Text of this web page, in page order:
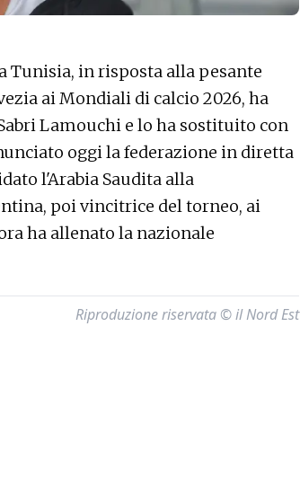
Tunisia, in risposta alla pesante
ai Mondiali di calcio 2026, ha
Lamouchi e lo ha sostituito con
oggi la federazione in diretta
l'Arabia Saudita alla
poi vincitrice del torneo, ai
ha allenato la nazionale
Riproduzione riservata © il Nord Est